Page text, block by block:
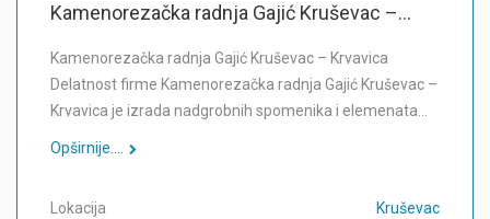
Kamenorezačka radnja Gajić Kruševac –...
Kamenorezačka radnja Gajić Kruševac – Krvavica
Delatnost firme Kamenorezačka radnja Gajić Kruševac –
Krvavica je izrada nadgrobnih spomenika i elemenata…
Opširnije....
Lokacija Kruševac